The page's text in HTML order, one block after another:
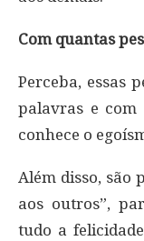
Com quantas
Perceba, essas
palavras e com
conhece o
Além disso, são
aos outros”,
tudo a